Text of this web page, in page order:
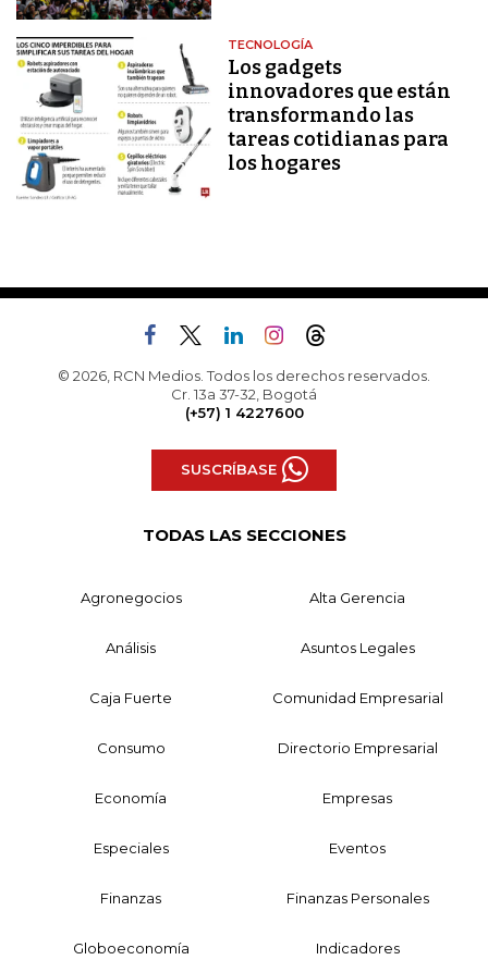
TECNOLOGÍA
Los gadgets
innovadores que están
transformando las
tareas cotidianas para
los hogares
© 2026, RCN Medios. Todos los derechos reservados.
Cr. 13a 37-32, Bogotá
(+57) 1 4227600
SUSCRÍBASE
TODAS LAS SECCIONES
Agronegocios Alta Gerencia
Análisis Asuntos Legales
Caja Fuerte Comunidad Empresarial
Consumo Directorio Empresarial
Economía Empresas
Especiales Eventos
Finanzas Finanzas Personales
Globoeconomía Indicadores